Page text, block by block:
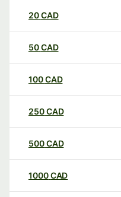
20CAD
50CAD
100CAD
250CAD
500CAD
1000CAD